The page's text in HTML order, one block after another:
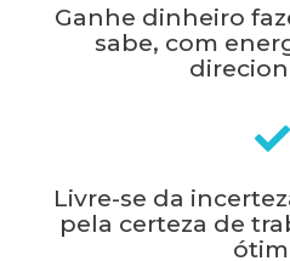
Ganhe dinheiro
sabe, com
Livre-se da
pela certeza de